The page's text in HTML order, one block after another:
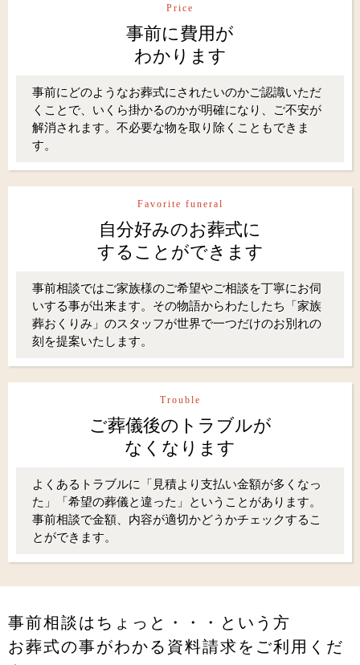
Price
事前に費用が
わかります
事前にどのようなお葬式にされたいのかご認識いただ
くことで、いくら掛かるのかが明確になり、ご不安が
解消されます。不必要な物を取り除くこともできま
す。
Favorite funeral
自分好みのお葬式に
することができます
事前相談ではご家族様のご希望やご相談を丁寧にお伺
いする事が出来ます。その物語からわたしたち「家族
葬おくりみ」のスタッフが世界で一つだけのお別れの
刻を提案いたします。
Trouble
ご葬儀後のトラブルが
なくなります
よくあるトラブルに「見積より支払い金額が多くなっ
た」「希望の葬儀と違った」ということがあります。
事前相談で金額、内容が適切かどうかチェックするこ
とができます。
事前相談はちょっと・・・という方
お葬式の事がわかる資料請求をご利用くだ